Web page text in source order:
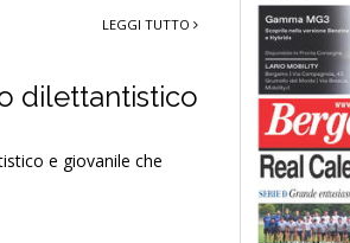
LEGGI TUTTO
dilettantistico
e giovanile che